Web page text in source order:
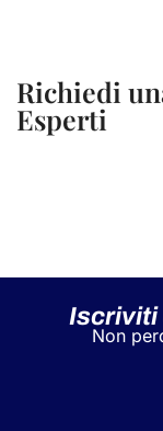
Richiedi
Esperti
Iscriviti
Non